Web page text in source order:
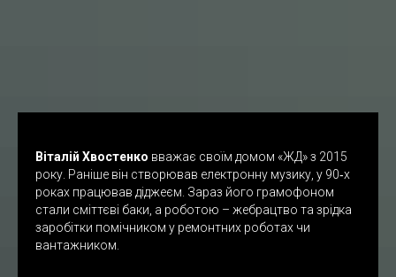
Віталій Хвостенко вважає своїм домом «ЖД» з 2015
року. Раніше він створював електронну музику, у 90‐х
роках працював діджеєм. Зараз його грамофоном
стали сміттєві баки, а роботою – жебрацтво та зрідка
заробітки помічником у ремонтних роботах чи
вантажником.